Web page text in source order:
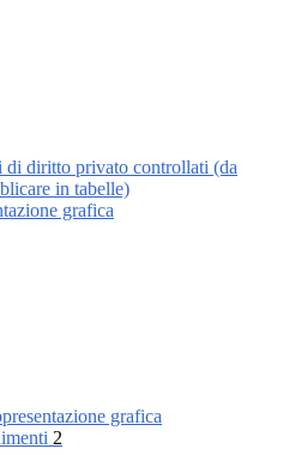
di diritto privato controllati (da
in tabelle)
grafica
grafica
2